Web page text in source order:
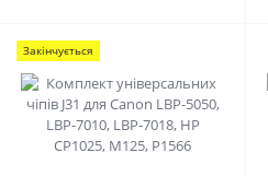
Закінчується